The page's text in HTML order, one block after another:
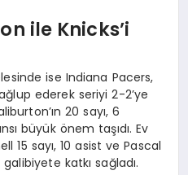
ile Knicks’i
ise Indiana Pacers,
ederek seriyi 2-2’ye
20 sayı, 6
büyük önem taşıdı. Ev
15 sayı, 10 asist ve Pascal
katkı sağladı.